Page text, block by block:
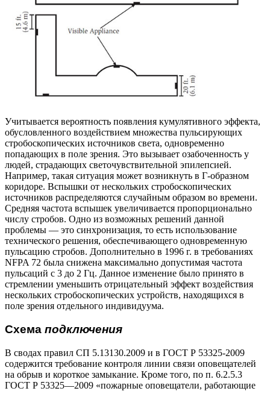
Учитывается вероятность появления кумулятивного эффекта,
обусловленного воздействием множества пульсирующих
стробоскопических источников света, одновременно
попадающих в поле зрения. Это вызывает озабоченность у
людей, страдающих светочувствительной эпилепсией.
Например, такая ситуация может возникнуть в Г-образном
коридоре. Вспышки от нескольких стробоскопических
источников распределяются случайным образом во времени.
Средняя частота вспышек увеличивается пропорционально
числу стробов. Одно из возможных решений данной
проблемы — это синхронизация, то есть использование
технического решения, обеспечивающего одновременную
пульсацию стробов. Дополнительно в 1996 г. в требованиях
NFPA 72 была снижена максимально допустимая частота
пульсаций с 3 до 2 Гц. Данное изменение было принято в
стремлении уменьшить отрицательный эффект воздействия
нескольких стробоскопических устройств, находящихся в
поле зрения отдельного индивидуума.
Схема подключения
В сводах правил СП 5.13130.2009 и в ГОСТ Р 53325-2009
содержится требование контроля линии связи оповещателей
на обрыв и короткое замыкание. Кроме того, по п. 6.2.5.3
ГОСТ Р 53325—2009 «пожарные оповещатели, работающие